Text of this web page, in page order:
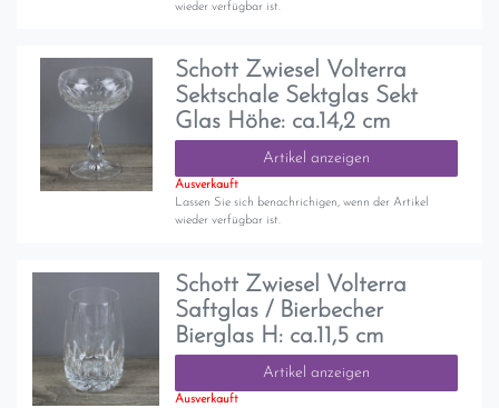
wieder verfügbar ist.
Schott Zwiesel Volterra
Sektschale Sektglas Sekt
Glas Höhe: ca.14,2 cm
Artikel anzeigen
Ausverkauft
Lassen Sie sich benachrichigen, wenn der Artikel
wieder verfügbar ist.
Schott Zwiesel Volterra
Saftglas / Bierbecher
Bierglas H: ca.11,5 cm
Artikel anzeigen
Ausverkauft